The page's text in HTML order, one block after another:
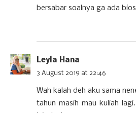
bersabar soalnya ga ada
Leyla Hana
3 August 2019 at 22:46
Wah kalah deh aku sama
tahun masih mau kuliah